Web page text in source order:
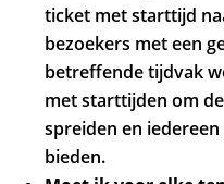
ticket met starttijd
bezoekers met een
betreffende tijdvak
met starttijden om
spreiden en
bieden.